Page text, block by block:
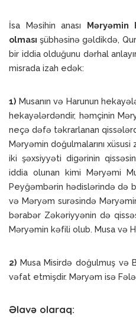
İsa Məsihin anası Məryəmin
olması şübhəsinə gəldikdə,
bir iddia olduğunu dərhal
misrada izah edək:
1) Musanın və Harunun
hekayələrdəndir, həmçinin
neçə dəfə təkrarlanan
Məryəmin doğulmalarını
iki şəxsiyyəti digərinin
iddia olunan kimi Məryəmi
Peyğəmbərin hədislərində də
və Məryəm surəsində
bərabər Zəkəriyyənin də
Məryəmin kəfili olub. Musa və
2) Musa Misirdə doğulmuş və
vəfat etmişdir. Məryəm isə
Əlavə olaraq: